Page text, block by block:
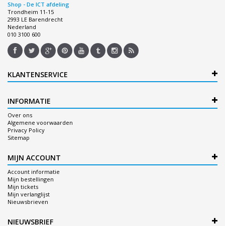
Shop - De ICT afdeling
Trondheim 11-15
2993 LE Barendrecht
Nederland
010 3100 600
KLANTENSERVICE
INFORMATIE
Over ons
Algemene voorwaarden
Privacy Policy
Sitemap
MIJN ACCOUNT
Account informatie
Mijn bestellingen
Mijn tickets
Mijn verlanglijst
Nieuwsbrieven
NIEUWSBRIEF